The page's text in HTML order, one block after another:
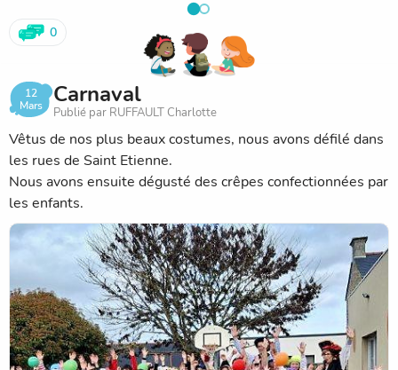
0
12
Mars
Carnaval
Publié par RUFFAULT Charlotte
Vêtus de nos plus beaux costumes, nous avons défilé dans
les rues de Saint Etienne.
Nous avons ensuite dégusté des crêpes confectionnées par
les enfants.